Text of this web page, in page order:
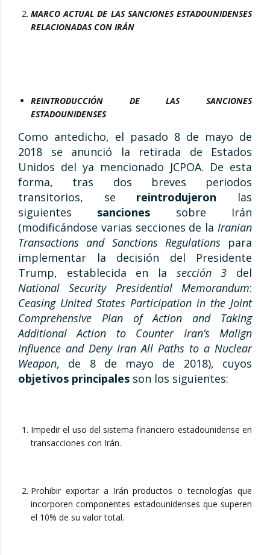
MARCO ACTUAL DE LAS SANCIONES ESTADOUNIDENSES
RELACIONADAS CON IRÁN
REINTRODUCCIÓN DE LAS SANCIONES
ESTADOUNIDENSES
Como antedicho, el pasado 8 de mayo de
2018 se anunció la retirada de Estados
Unidos del ya mencionado JCPOA. De esta
forma, tras dos breves periodos
transitorios, se reintrodujeron las
siguientes sanciones sobre Irán
(modificándose varias secciones de la Iranian
Transactions and Sanctions Regulationspara
implementar la decisión del Presidente
Trump, establecida en la sección 3 del
National Security Presidential Memorandum:
Ceasing United States Participation in the Joint
Comprehensive Plan of Action and Taking
Additional Action to Counter Iran’s Malign
Influence and Deny Iran All Paths to a Nuclear
Weapon, de 8 de mayo de 2018), cuyos
objetivos principales son los siguientes:
Impedir el uso del sistema financiero estadounidense en
transacciones con Irán.
Prohibir exportar a Irán productos o tecnologías que
incorporen componentes estadounidenses que superen
el 10% de su valor total.